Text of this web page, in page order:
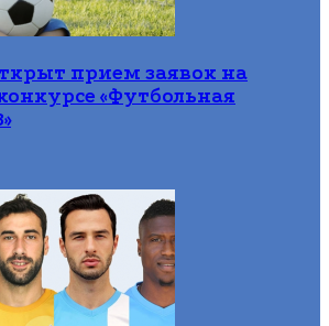
прием заявок на
«Футбольная